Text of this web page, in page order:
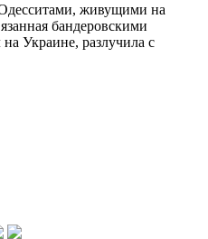
живущими на
бандеровскими
Украине, разлучила с